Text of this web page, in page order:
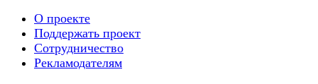
О проекте
Поддержать проект
Сотрудничество
Рекламодателям